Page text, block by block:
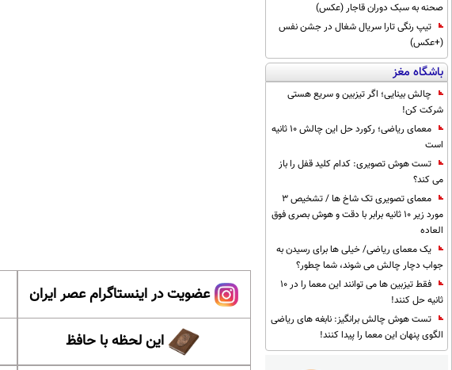
صحنه به سبک دوران قاجار (عکس)
تیپ رنگی تارا سریال شغال در جشن نفس
(+عکس)
باشگاه مغز
چالش بینایی؛ اگر تیزبین و سریع هستی
شرکت کن!
معمای ریاضی؛ رکورد حل این چالش 10 ثانیه
است
تست هوش تصویری: کدام کلید قفل را باز
می کند؟
معمای تصویری تک شاخ ها / تشخیص 3
مورد زیر 10 ثانیه برابر با دقت و هوش بصری فوق
العاده
یک معمای ریاضی/ خیلی ها برای رسیدن به
جواب دچار چالش می شوند، شما چطور؟
فقط تیزبین ها می توانند این معما را در 10
ثانیه حل کنند!
تست هوش چالش برانگیز: نابغه های ریاضی
الگوی پنهان این معما را پیدا کنند!
عضویت در اینستاگرام عصر ایران
این لحظه با حافظ